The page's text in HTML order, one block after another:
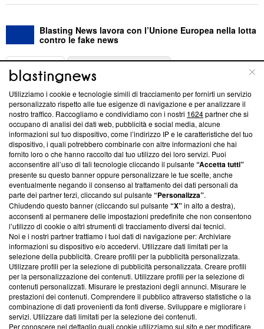
Blasting News lavora con l’Unione Europea nella lotta
contro le fake news
ABOUT
Questa sezione offre informazioni trasparenti su Blasting
News, sui nostri processi editoriali e su come ci impegniamo a
creare news di qualità. Inoltre, afferma la nostra aderenza a
‘Trust Project - News with Integrity’Blasting News non è
ancora membro del programma, ma ha richiesto di farne
parte; Trust Project non ha ancora effettuato una verifica di
conformità agli standard.
Su di noi
Team editoriale
Corporate
Redazione
Informativa Privacy
Cookie Policy
Blasting SA, IDI CHE-247.845.224, Via Carlo Frasca, 3 - 6900
Utilizziamo i cookie e tecnologie simili di tracciamento per fornirti un servizio
personalizzato rispetto alle tue esigenze di navigazione e per analizzare il
nostro traffico. Raccogliamo e condividiamo con i nostri 1624partner che si
occupano di analisi dei dati web, pubblicità e social media, alcune
informazioni sul tuo dispositivo, come l’indirizzo IP e le caratteristiche del tuo
dispositivo, i quali potrebbero combinarle con altre informazioni che hai
fornito loro o che hanno raccolto dal tuo utilizzo dei loro servizi. Puoi
acconsentire all’uso di tali tecnologie cliccando il pulsante“Accetta tutti”
presente su questo banner oppure personalizzare le tue scelte, anche
eventualmente negando il consenso al trattamento dei dati personali da
parte dei partner terzi, cliccando sul pulsante“Personalizza”.
Chiudendo questo banner (cliccando sul pulsante“X”in alto a destra),
acconsenti al permanere delle impostazioni predefinite che non consentono
l’utilizzo di cookie o altri strumenti di tracciamento diversi dai tecnici.
Noi e i nostri partner trattiamo i tuoi dati di navigazione per: Archiviare
informazioni su dispositivo e/o accedervi. Utilizzare dati limitati per la
selezione della pubblicità. Creare profili per la pubblicità personalizzata.
Utilizzare profili per la selezione di pubblicità personalizzata. Creare profili
per la personalizzazione dei contenuti. Utilizzare profili per la selezione di
contenuti personalizzati. Misurare le prestazioni degli annunci. Misurare le
prestazioni dei contenuti. Comprendere il pubblico attraverso statistiche o la
combinazione di dati provenienti da fonti diverse. Sviluppare e migliorare i
servizi. Utilizzare dati limitati per la selezione dei contenuti.
Per conoscere nel dettaglio quali cookie utilizziamo sul sito e per modificare,